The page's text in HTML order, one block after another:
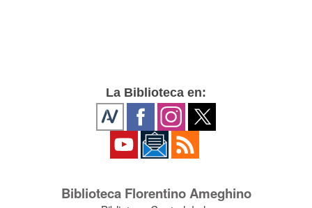
La Biblioteca en:
Biblioteca Florentino Ameghino